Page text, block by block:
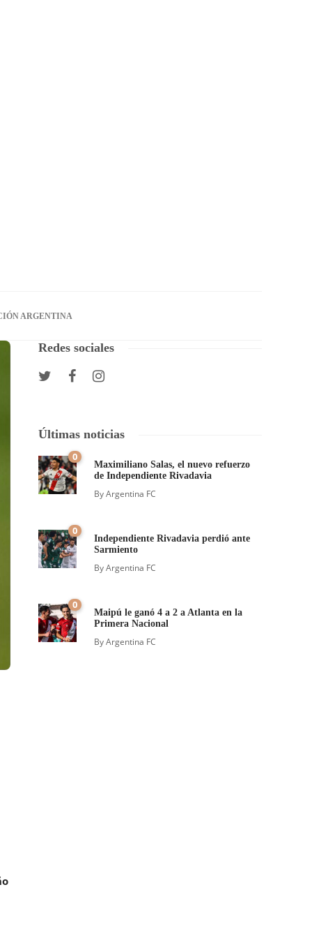
ARGENTINA
Redes sociales
Últimas noticias
0
Maximiliano Salas, el nuevo refuerzo
de Independiente Rivadavia
ByArgentina FC
0
Independiente Rivadavia perdió ante
Sarmiento
ByArgentina FC
0
Maipú le ganó 4 a 2 a Atlanta en la
Primera Nacional
ByArgentina FC